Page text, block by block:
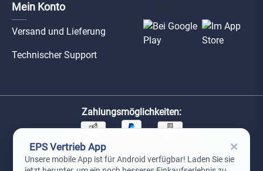
Mein Konto
Versand und Lieferung
Technischer Support
Zahlungsmöglichkeiten:
Unsere Versandpartner:
EPS Vertrieb App ×
Unsere mobile App ist für Android verfügbar! Laden Sie sie